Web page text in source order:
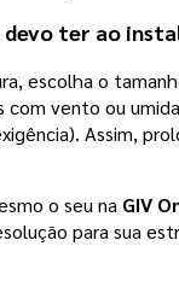
devo ter ao
escolha o
vento ou
Assim,
o seuna GIV
para sua